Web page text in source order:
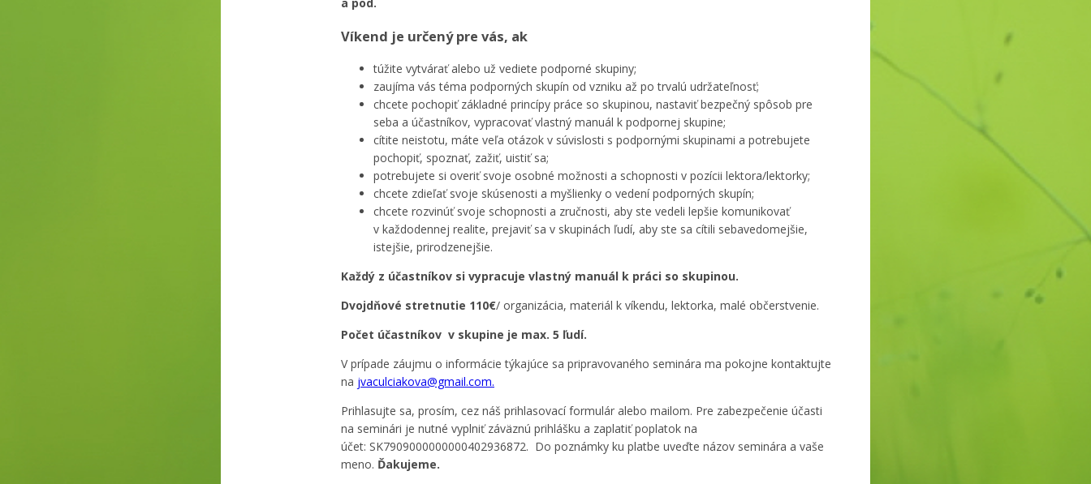
Víkend je určený pre vás, ak
túžite vytvárať alebo už vediete podporné skupiny;
zaujíma vás téma podporných skupín od vzniku až po trvalú udržateľnosť;
chcete pochopiť základné princípy práce so skupinou, nastaviť bezpečný spôsob pre
seba a účastníkov, vypracovať vlastný manuál k podpornej skupine;
cítite neistotu, máte veľa otázok v súvislosti s podpornými skupinami a potrebujete
pochopiť, spoznať, zažiť, uistiť sa;
potrebujete si overiť svoje osobné možnosti a schopnosti v pozícii lektora/lektorky;
chcete zdieľať svoje skúsenosti a myšlienky o vedení podporných skupín;
chcete rozvinúť svoje schopnosti a zručnosti, aby ste vedeli lepšie komunikovať
v každodennej realite, prejaviť sa v skupinách ľudí, aby ste sa cítili sebavedomejšie,
istejšie, prirodzenejšie.
Každý z účastníkov si vypracuje vlastný manuál k práci so skupinou.
Dvojdňové stretnutie 110€/ organizácia, materiál k víkendu, lektorka, malé občerstvenie.
Počet účastníkov v skupine je max. 5 ľudí.
V prípade záujmu o informácie týkajúce sa pripravovaného seminára ma pokojne kontaktujte
na jvaculciakova@gmail.com.
Prihlasujte sa, prosím, cez náš prihlasovací formulár alebo mailom. Pre zabezpečenie účasti
na seminári je nutné vyplniť záväznú prihlášku a zaplatiť poplatok na
účet: SK7909000000000402936872. Do poznámky ku platbe uveďte názov seminára a vaše
meno. Ďakujeme.